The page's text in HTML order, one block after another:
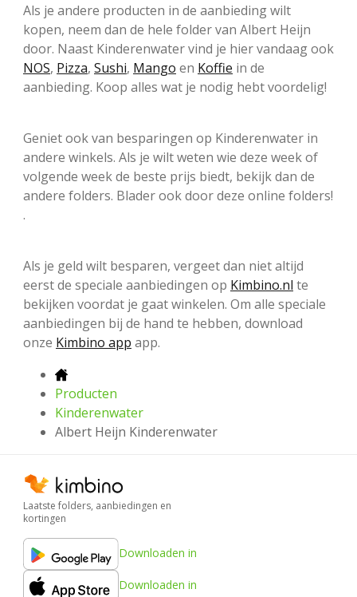
Als je andere producten in de aanbieding wilt
kopen, neem dan de hele folder van Albert Heijn
door. Naast Kinderenwater vind je hier vandaag ook
NOS, Pizza, Sushi, Mango en Koffie in de
aanbieding. Koop alles wat je nodig hebt voordelig!
Geniet ook van besparingen op Kinderenwater in
andere winkels. Als je wilt weten wie deze week of
volgende week de beste prijs biedt, bekijk dan de
andere folders. Blader ook door deze online folders!
.
Als je geld wilt besparen, vergeet dan niet altijd
eerst de speciale aanbiedingen op Kimbino.nl te
bekijken voordat je gaat winkelen. Om alle speciale
aanbiedingen bij de hand te hebben, download
onze Kimbino app app.
Producten
Kinderenwater
Albert Heijn Kinderenwater
Laatste folders, aanbiedingen en
kortingen
Downloaden in
Downloaden in